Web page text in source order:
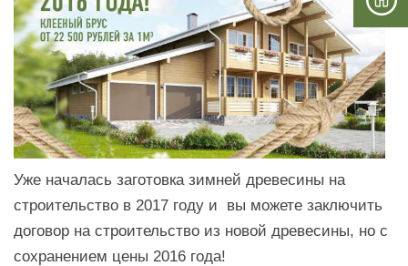
Уже началась заготовка зимней древесины на
строительство в 2017 году и вы можете заключить
договор на строительство из новой древесины, но с
сохранением цены 2016 года!